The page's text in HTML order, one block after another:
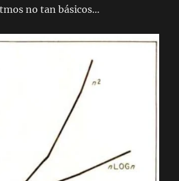
no tan básicos…